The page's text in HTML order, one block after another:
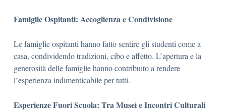
Famiglie Ospitanti: Accoglienza e Condivisione
Le famiglie ospitanti hanno fatto sentire gli studenti come a
casa, condividendo tradizioni, cibo e affetto. L’apertura e la
generosità delle famiglie hanno contribuito a rendere
l’esperienza indimenticabile per tutti.
Esperienze Fuori Scuola: Tra Musei e Incontri Culturali